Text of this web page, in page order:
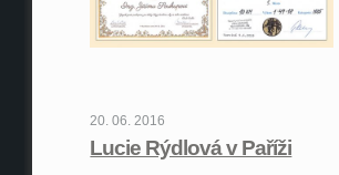
20. 06. 2016
Lucie Rýdlová v Paříži